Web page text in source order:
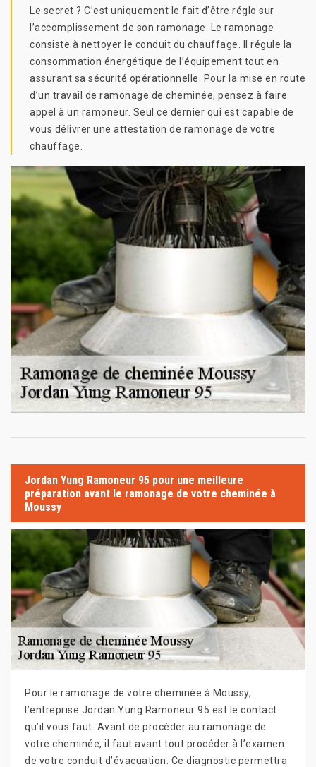
Le secret ? C’est uniquement le fait d’être réglo sur
l’accomplissement de son ramonage. Le ramonage
consiste à nettoyer le conduit du chauffage. Il régule la
consommation énergétique de l’équipement tout en
assurant sa sécurité opérationnelle. Pour la mise en route
d’un travail de ramonage de cheminée, pensez à faire
appel à un ramoneur. Seul ce dernier qui est capable de
vous délivrer une attestation de ramonage de votre
chauffage.
Jordan Yung Ramoneur 95 pour une meilleure
préparation avant le ramonage de votre cheminée à
Moussy
Pour le ramonage de votre cheminée à Moussy,
l’entreprise Jordan Yung Ramoneur 95 est le contact
qu’il vous faut. Avant de procéder au ramonage de
votre cheminée, il faut avant tout procéder à l’examen
de votre conduit d’évacuation. Ce diagnostic permettra